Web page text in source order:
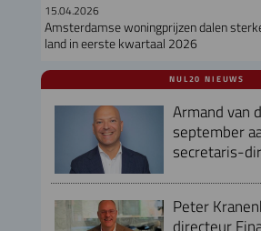
15.04.2026
Amsterdamse woningprijzen dalen
land in eerste kwartaal 2026
NUL20 NIEUWS
Armand van
september
secretaris-
Peter
directeur